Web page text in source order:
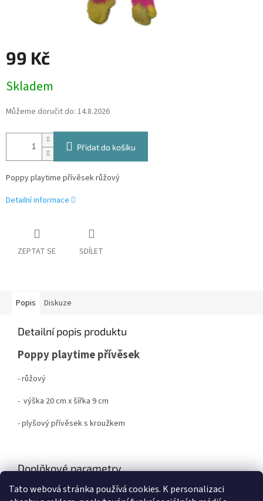
Tato webová stránka používá cookies. K personalizaci
99 Kč
cena:
Skladem
Můžeme doručit do: 14.8.2026
Přidat do košíku
Poppy playtime přívěsek růžový
Detailní informace
ZEPTAT SE SDÍLET
Popis Diskuze
Detailní popis produktu
Poppy playtime přívěsek
- růžový
- výška 20 cm x šířka 9 cm
- plyšový přívěsek s kroužkem
Doplňkové parametry
Kategorie:
Peněženky, přívěšky, tašky, hračky